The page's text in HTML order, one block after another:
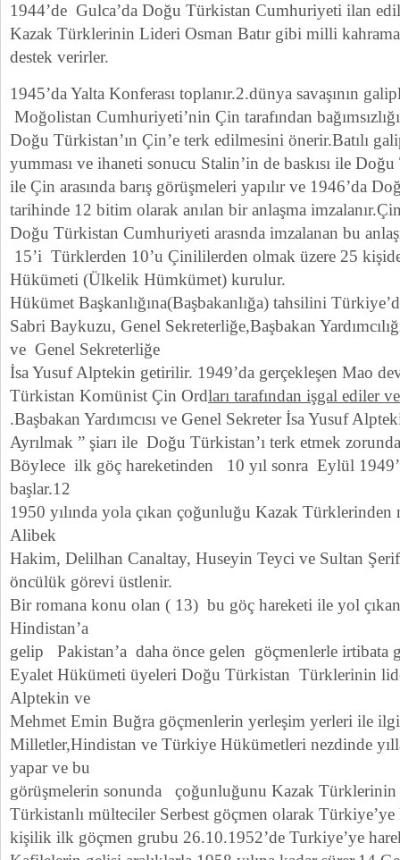
1944’de Gulca’da Doğu Türkistan Cumhuriyeti ilan
Kazak Türklerinin Lideri Osman Batır gibi milli
destek verirler.
1945’da Yalta Konferası toplanır.2.dünya savaşının
Moğolistan Cumhuriyeti’nin Çin tarafından
Doğu Türkistan’ın Çin’e terk edilmesini önerir.Batılı
yumması ve ihaneti sonucu Stalin’in de baskısı ile
ile Çin arasında barış görüşmeleri yapılır ve 1946’da
tarihinde 12 bitim olarak anılan bir anlaşma
Doğu Türkistan Cumhuriyeti arasnda imzalanan bu
15’i Türklerden 10’u Çinililerden olmak üzere 25
Hükümeti (Ülkelik Hümkümet) kurulur.
Hükümet Başkanlığına(Başbakanlığa) tahsilini
Sabri Baykuzu, Genel Sekreterliğe,Başbakan
ve Genel Sekreterliğe
İsa Yusuf Alptekin getirilir. 1949’da gerçekleşen Mao
Türkistan Komünist Çin Ordları tarafından işgal ediler
.Başbakan Yardımcısı ve Genel Sekreter İsa Yusuf
Ayrılmak ” şiarı ile Doğu Türkistan’ı terk etmek
Böylece ilk göç hareketinden 10 yıl sonra Eylül
başlar.12
1950 yılında yola çıkan çoğunluğu Kazak Türklerinden
Alibek
Hakim, Delilhan Canaltay, Huseyin Teyci ve Sultan
öncülük görevi üstlenir.
Bir romana konu olan ( 13) bu göç hareketi ile yol
Hindistan’a
gelip Pakistan’a daha önce gelen göçmenlerle irtibata
Eyalet Hükümeti üyeleri Doğu Türkistan Türklerinin
Alptekin ve
Mehmet Emin Buğra göçmenlerin yerleşim yerleri ile
Milletler,Hindistan ve Türkiye Hükümetleri nezdinde
yapar ve bu
görüşmelerin sonunda çoğunluğunu Kazak
Türkistanlı mülteciler Serbest göçmen olarak
kişilik ilk göçmen grubu 26.10.1952’de Turkiye’ye